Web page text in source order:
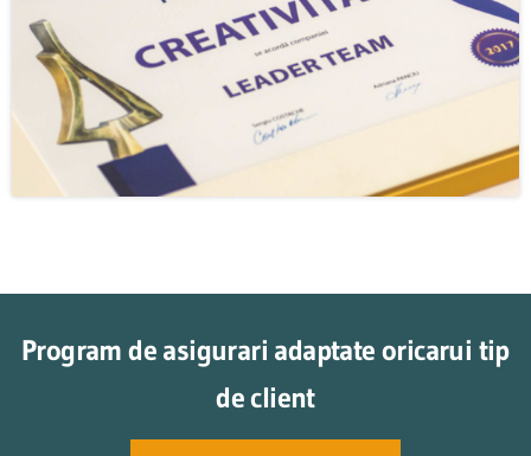
Program de asigurari adaptate oricarui tip
de client